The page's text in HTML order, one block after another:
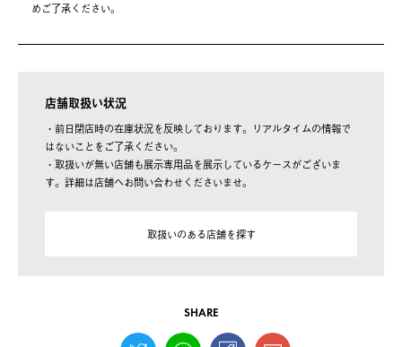
めご了承ください。
店舗取扱い状況
・前日閉店時の在庫状況を反映しております。リアルタイムの情報で
はないことをご了承ください。
・取扱いが無い店舗も展示専用品を展示しているケースがございま
す。詳細は店舗へお問い合わせくださいませ。
取扱いのある店舗を探す
SHARE